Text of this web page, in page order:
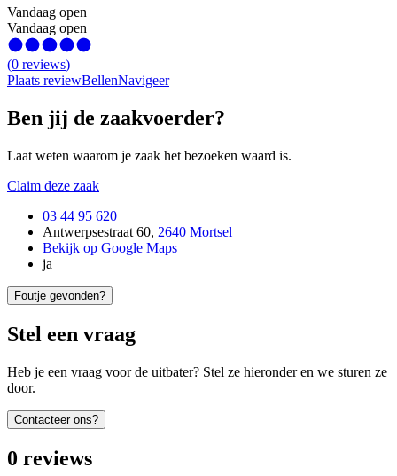
Vandaag open
Vandaag open
(0 reviews)
Plaats reviewBellenNavigeer
Ben jij de zaakvoerder?
Laat weten waarom je zaak het bezoeken waard is.
Claim deze zaak
03 44 95 620
Antwerpsestraat 60, 2640 Mortsel
Bekijk op Google Maps
ja
Foutje gevonden?
Stel een vraag
Heb je een vraag voor de uitbater? Stel ze hieronder en we sturen ze
door.
Contacteer ons?
0 reviews